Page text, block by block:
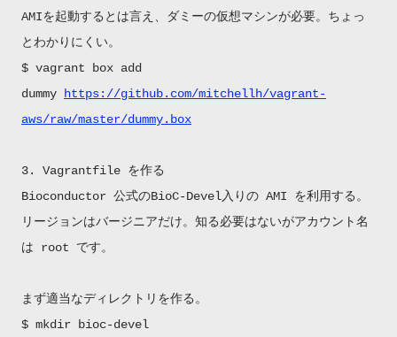
AMIを起動するとは言え、ダミーの仮想マシンが必要。ちょっ
とわかりにくい。
$ vagrant box add
dummy
https://github.com/mitchellh/vagrant-
aws/raw/master/dummy.box
3. Vagrantfile を作る
Bioconductor 公式のBioC-Devel入りの AMI を利用する。
リージョンはバージニアだけ。知る必要はないがアカウント名
は root です。
まず適当なディレクトリを作る。
$ mkdir bioc-devel